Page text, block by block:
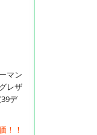
マン
レザ
デ
！！